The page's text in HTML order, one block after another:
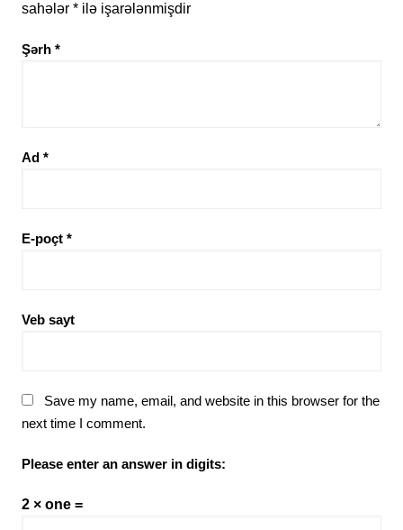
sahələr *ilə işarələnmişdir
Şərh *
Ad *
E-poçt *
Veb sayt
Save my name, email, and website in this browser for the
next time I comment.
Please enter an answer in digits:
2 × one =